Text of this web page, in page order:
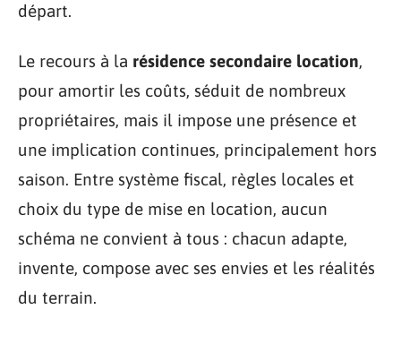
départ.
Le recours à la résidence secondaire location,
pour amortir les coûts, séduit de nombreux
propriétaires, mais il impose une présence et
une implication continues, principalement hors
saison. Entre système fiscal, règles locales et
choix du type de mise en location, aucun
schéma ne convient à tous : chacun adapte,
invente, compose avec ses envies et les réalités
du terrain.